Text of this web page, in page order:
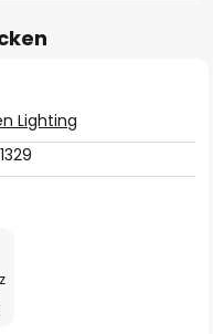
Lighting